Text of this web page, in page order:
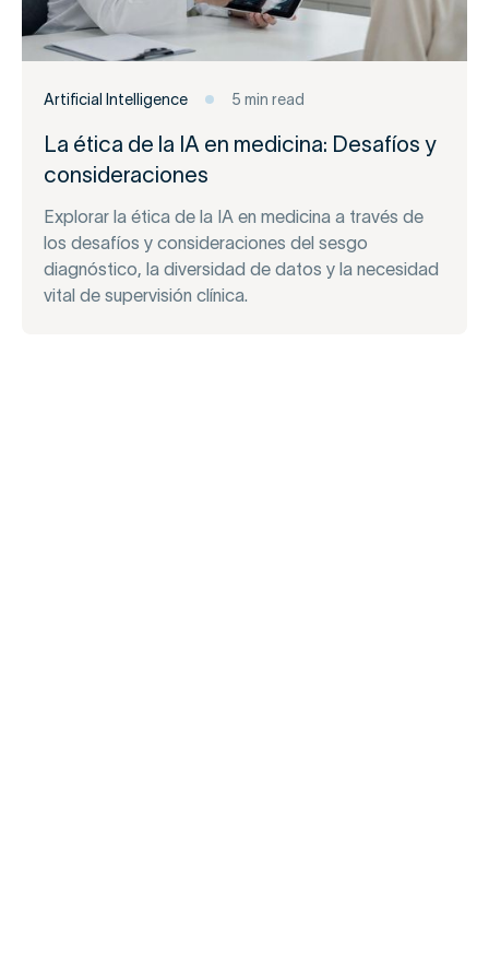
Artificial Intelligence 5 min read
La ética de la IA en medicina: Desafíos y
consideraciones
Explorar la ética de la IA en medicina a través de
los desafíos y consideraciones del sesgo
diagnóstico, la diversidad de datos y la necesidad
vital de supervisión clínica.